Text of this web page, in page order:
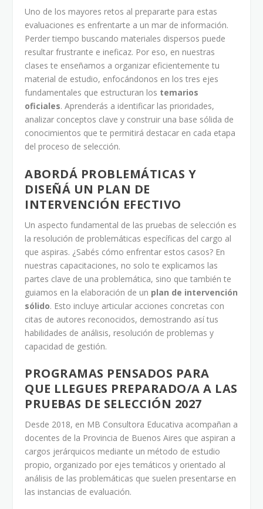
Uno de los mayores retos al prepararte para estas
evaluaciones es enfrentarte a un mar de información.
Perder tiempo buscando materiales dispersos puede
resultar frustrante e ineficaz. Por eso, en nuestras
clases te enseñamos a organizar eficientemente tu
material de estudio, enfocándonos en los tres ejes
fundamentales que estructuran los temarios
oficiales. Aprenderás a identificar las prioridades,
analizar conceptos clave y construir una base sólida de
conocimientos que te permitirá destacar en cada etapa
del proceso de selección.
ABORDÁ PROBLEMÁTICAS Y
DISEÑÁ UN PLAN DE
INTERVENCIÓN EFECTIVO
Un aspecto fundamental de las pruebas de selección es
la resolución de problemáticas específicas del cargo al
que aspiras. ¿Sabés cómo enfrentar estos casos? En
nuestras capacitaciones, no solo te explicamos las
partes clave de una problemática, sino que también te
guiamos en la elaboración de un plan de intervención
sólido. Esto incluye articular acciones concretas con
citas de autores reconocidos, demostrando así tus
habilidades de análisis, resolución de problemas y
capacidad de gestión.
PROGRAMAS PENSADOS PARA
QUE LLEGUES PREPARADO/A A LAS
PRUEBAS DE SELECCIÓN 2027
Desde 2018, en MB Consultora Educativa acompañan a
docentes de la Provincia de Buenos Aires que aspiran a
cargos jerárquicos mediante un método de estudio
propio, organizado por ejes temáticos y orientado al
análisis de las problemáticas que suelen presentarse en
las instancias de evaluación.